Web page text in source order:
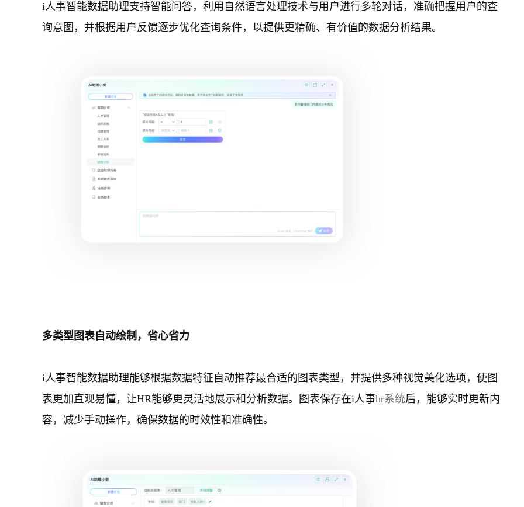
i人事智能数据助理支持智能问答，利用自然语言处理技术与用户进行多轮对话，准确把握用户的查
询意图，并根据用户反馈逐步优化查询条件，以提供更精确、有价值的数据分析结果。
多类型图表自动绘制，省心省力
i人事智能数据助理能够根据数据特征自动推荐最合适的图表类型，并提供多种视觉美化选项，使图
表更加直观易懂，让HR能够更灵活地展示和分析数据。图表保存在i人事hr系统后，能够实时更新内
容，减少手动操作，确保数据的时效性和准确性。